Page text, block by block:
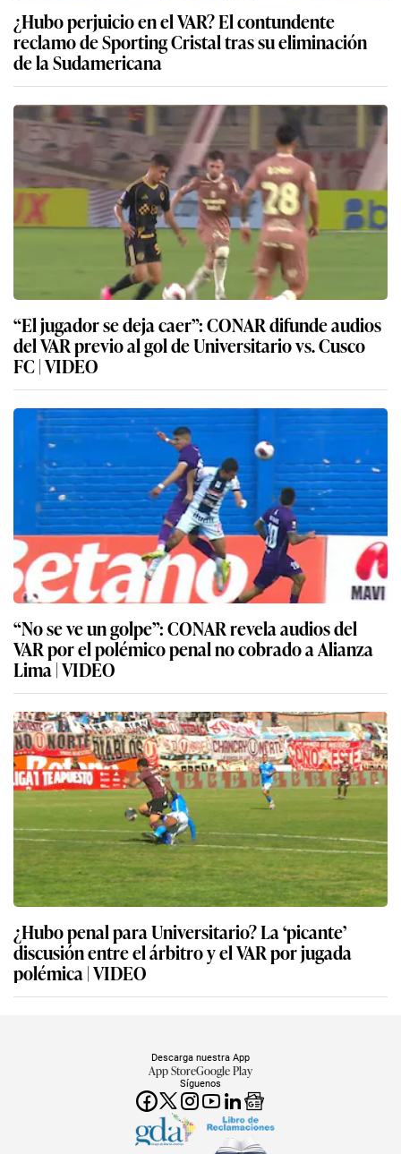
¿Hubo perjuicio en el VAR? El contundente
reclamo de Sporting Cristal tras su eliminación
de la Sudamericana
“El jugador se deja caer”: CONAR difunde audios
del VAR previo al gol de Universitario vs. Cusco
FC | VIDEO
“No se ve un golpe”: CONAR revela audios del
VAR por el polémico penal no cobrado a Alianza
Lima | VIDEO
¿Hubo penal para Universitario? La ‘picante’
discusión entre el árbitro y el VAR por jugada
polémica | VIDEO
Síguenos
Descarga nuestra App
App StoreGoogle Play